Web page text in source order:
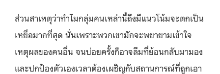
ส่วนสาเหตุว่าทำไมกลุ่มคนเหล่านี้ถึงมีแนวโน้มจะตกเป็น
เหยื่อมากที่สุด นั่นเพราะพวกเขามักจะพยายามเข้าใจ
เหตุผลของคนอื่น จนบ่อยครั้งก็อาจลืมที่ย้อนกลับมามอง
และปกป้องตัวเองเวลาต้องเผชิญกับสถานการณ์ที่ถูกเอา